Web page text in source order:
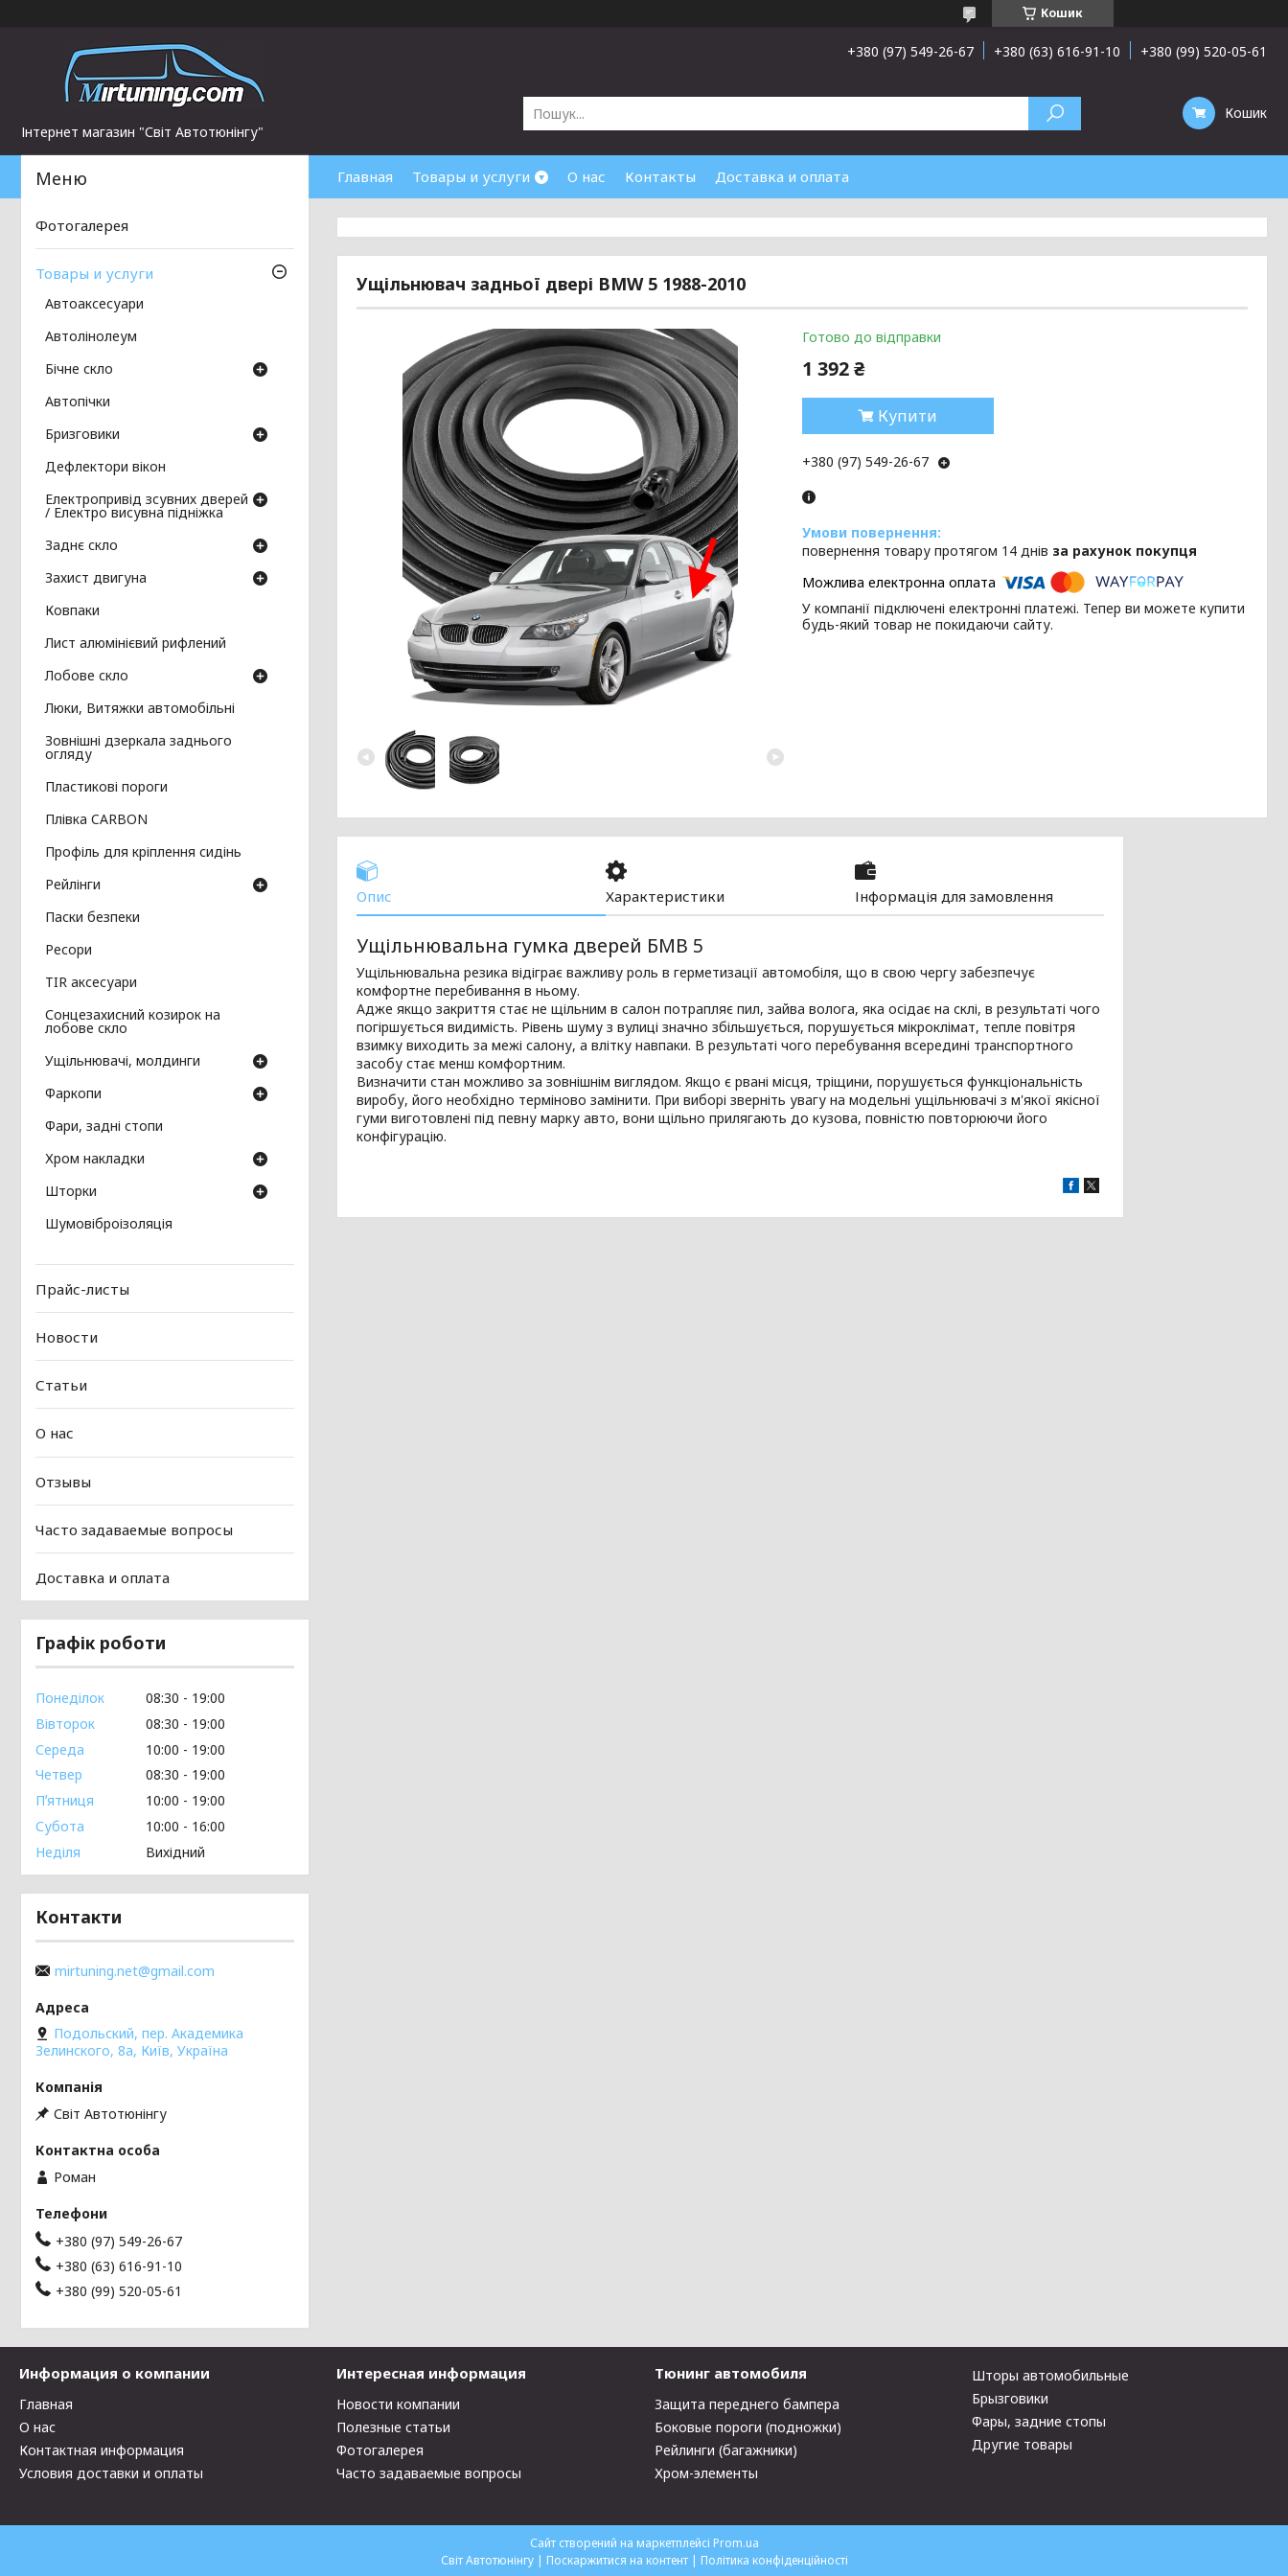
Кошик
Інтернет магазин "Світ Автотюнінгу"
+380 (97) 549-26-67 +380 (63) 616-91-10 +380 (99) 520-05-61
Кошик
Главная Товары и услуги О нас Контакты Доставка и оплата
Ущільнювач задньої двері BMW 5 1988-2010
Готово до відправки
1 392 ₴
Купити
+380 (97) 549-26-67
повернення товару протягом 14 днів за рахунок покупця
У компанії підключені електронні платежі. Тепер ви можете купити
будь-який товар не покидаючи сайту.
Опис Характеристики Інформація для замовлення
Ущільнювальна гумка дверей БМВ 5
Ущільнювальна резика відіграє важливу роль в герметизації автомобіля, що в свою чергу забезпечує
комфортне перебивання в ньому.
Адже якщо закриття стає не щільним в салон потрапляє пил, зайва волога, яка осідає на склі, в результаті чого
погіршується видимість. Рівень шуму з вулиці значно збільшується, порушується мікроклімат, тепле повітря
взимку виходить за межі салону, а влітку навпаки. В результаті чого перебування всередині транспортного
засобу стає менш комфортним.
Визначити стан можливо за зовнішнім виглядом. Якщо є рвані місця, тріщини, порушується функціональність
виробу, його необхідно терміново замінити. При виборі зверніть увагу на модельні ущільнювачі з м'якої якісної
гуми виготовлені під певну марку авто, вони щільно прилягають до кузова, повністю повторюючи його
конфігурацію.
Фотогалерея
Товары и услуги
Автоаксесуари
Автолінолеум
Бічне скло
Автопічки
Бризговики
Дефлектори вікон
Електропривід зсувних дверей
/ Електро висувна підніжка
Заднє скло
Захист двигуна
Ковпаки
Лист алюмінієвий рифлений
Лобове скло
Люки, Витяжки автомобільні
Зовнішні дзеркала заднього
огляду
Пластикові пороги
Плівка CARBON
Профіль для кріплення сидінь
Рейлінги
Паски безпеки
Ресори
TIR аксесуари
Сонцезахисний козирок на
лобове скло
Ущільнювачі, молдинги
Фаркопи
Фари, задні стопи
Хром накладки
Шторки
Шумовіброізоляція
Прайс-листы
Новости
Статьи
О нас
Отзывы
Часто задаваемые вопросы
Доставка и оплата
Графік роботи
Понеділок 08:30
19:00
Вівторок
08:30
19:00
Середа
10:00
19:00
Четвер
08:30
19:00
Пʼятниця
10:00
19:00
Субота
10:00
16:00
Неділя
Вихідний
Контакти
mirtuning.net@gmail.com
Подольский, пер. Академика
Зелинского, 8а, Київ, Україна
Світ Автотюнінгу
Роман
+380 (97) 549-26-67
+380 (63) 616-91-10
+380 (99) 520-05-61
Информация о компании
Главная
О нас
Контактная информация
Условия доставки и оплаты
Интересная информация
Новости компании
Полезные статьи
Фотогалерея
Часто задаваемые вопросы
Тюнинг автомобиля
Защита переднего бампера
Боковые пороги (подножки)
Рейлинги (багажники)
Хром-элементы
Шторы автомобильные
Брызговики
Фары, задние стопы
Другие товары
Сайт створений на маркетплейсі Prom.ua
Світ Автотюнінгу | Поскаржитися на контент | Політика конфіденційності